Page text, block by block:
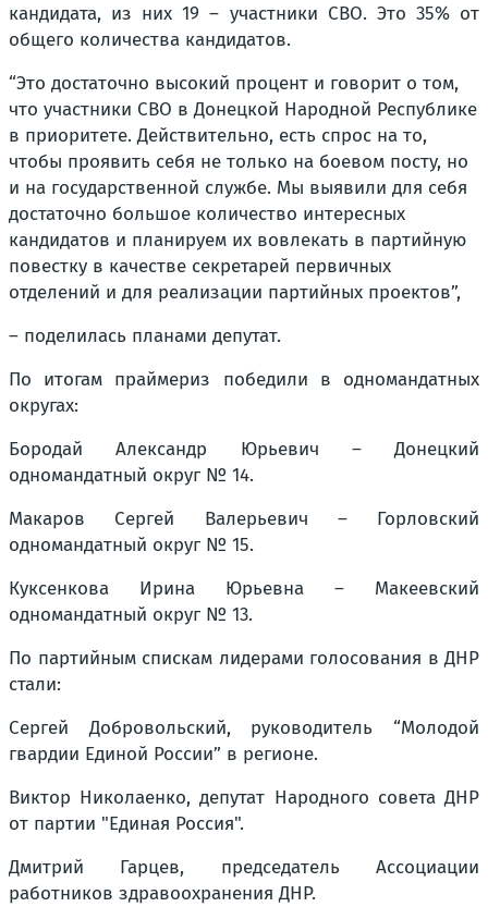
кандидата, из них 19 – участники СВО. Это 35% от
общего количества кандидатов.
“Это достаточно высокий процент и говорит о том,
что участники СВО в Донецкой Народной Республике
в приоритете. Действительно, есть спрос на то,
чтобы проявить себя не только на боевом посту, но
и на государственной службе. Мы выявили для себя
достаточно большое количество интересных
кандидатов и планируем их вовлекать в партийную
повестку в качестве секретарей первичных
отделений и для реализации партийных проектов”,
– поделилась планами депутат.
По итогам праймериз победили в одномандатных
округах:
Бородай Александр Юрьевич – Донецкий
одномандатный округ № 14.
Макаров Сергей Валерьевич – Горловский
одномандатный округ № 15.
Куксенкова Ирина Юрьевна – Макеевский
одномандатный округ № 13.
По партийным спискам лидерами голосования в ДНР
стали:
Сергей Добровольский, руководитель “Молодой
гвардии Единой России” в регионе.
Виктор Николаенко, депутат Народного совета ДНР
от партии "Единая Россия".
Дмитрий Гарцев, председатель Ассоциации
работников здравоохранения ДНР.